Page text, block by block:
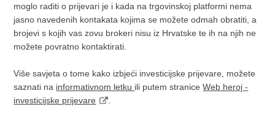
moglo raditi o prijevari je i kada na trgovinskoj platformi nema
jasno navedenih kontakata kojima se možete odmah obratiti, a
brojevi s kojih vas zovu brokeri nisu iz Hrvatske te ih na njih ne
možete povratno kontaktirati.
Više savjeta o tome kako izbjeći investicijske prijevare, možete
saznati na informativnom letku ili putem straniceWeb heroj -
investicijske prijevare